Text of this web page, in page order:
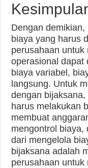
Dengan
biaya yang harus
perusahaan
operasional dapat
biaya variabel,
langsung. Untuk
dengan
harus melakukan
membuat
mengontrol biaya,
dari mengelola
bijaksana adalah
perusahaan untuk